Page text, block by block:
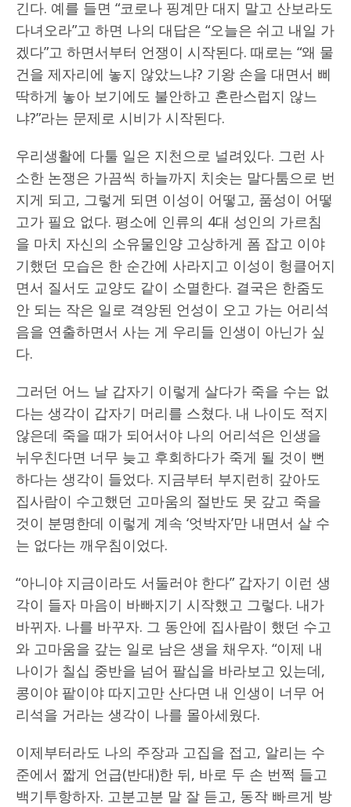
긴다. 예를 들면 “코로나 핑계만 대지 말고 산보라도
다녀오라”고 하면 나의 대답은 “오늘은 쉬고 내일 가
겠다”고 하면서부터 언쟁이 시작된다. 때로는 “왜 물
건을 제자리에 놓지 않았느냐? 기왕 손을 대면서 삐
딱하게 놓아 보기에도 불안하고 혼란스럽지 않느
냐?”라는 문제로 시비가 시작된다.
우리생활에 다툴 일은 지천으로 널려있다. 그런 사
소한 논쟁은 가끔씩 하늘까지 치솟는 말다툼으로 번
지게 되고, 그렇게 되면 이성이 어떻고, 품성이 어떻
고가 필요 없다. 평소에 인류의 4대 성인의 가르침
을 마치 자신의 소유물인양 고상하게 폼 잡고 이야
기했던 모습은 한 순간에 사라지고 이성이 헝클어지
면서 질서도 교양도 같이 소멸한다. 결국은 한줌도
안 되는 작은 일로 격앙된 언성이 오고 가는 어리석
음을 연출하면서 사는 게 우리들 인생이 아닌가 싶
다.
그러던 어느 날 갑자기 이렇게 살다가 죽을 수는 없
다는 생각이 갑자기 머리를 스쳤다. 내 나이도 적지
않은데 죽을 때가 되어서야 나의 어리석은 인생을
뉘우친다면 너무 늦고 후회하다가 죽게 될 것이 뻔
하다는 생각이 들었다. 지금부터 부지런히 갚아도
집사람이 수고했던 고마움의 절반도 못 갚고 죽을
것이 분명한데 이렇게 계속 ‘엇박자’만 내면서 살 수
는 없다는 깨우침이었다.
“아니야 지금이라도 서둘러야 한다” 갑자기 이런 생
각이 들자 마음이 바빠지기 시작했고 그렇다. 내가
바뀌자. 나를 바꾸자. 그 동안에 집사람이 했던 수고
와 고마움을 갚는 일로 남은 생을 채우자. “이제 내
나이가 칠십 중반을 넘어 팔십을 바라보고 있는데,
콩이야 팥이야 따지고만 산다면 내 인생이 너무 어
리석을 거라는 생각이 나를 몰아세웠다.
이제부터라도 나의 주장과 고집을 접고, 알리는 수
준에서 짧게 언급(반대)한 뒤, 바로 두 손 번쩍 들고
백기투항하자. 고분고분 말 잘 듣고, 동작 빠르게 방